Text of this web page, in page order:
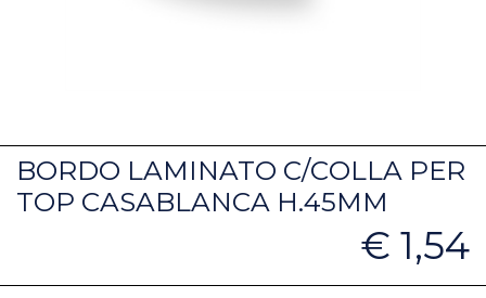
BORDO LAMINATO C/COLLA PER
TOP CASABLANCA H.45MM
€ 1,54